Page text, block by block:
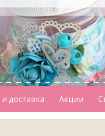
доставка Акции